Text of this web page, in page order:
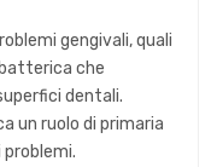
gengivali, quali
che
dentali.
un ruolo di primaria